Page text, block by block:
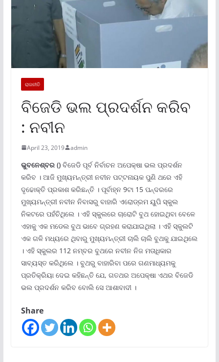
ରାଜନୀତି
ବିଜେଡି ଭଲ ପ୍ରଦର୍ଶନ କରିବ
: ନବୀନ
April 23, 2019 admin
ଭୁବନେଶ୍ବର ()ବିଜେଡି ପୂର୍ବ ନିର୍ବାଚନ ଅପେକ୍ଷା ଭଲ ପ୍ରଦର୍ଶନ
କରିବ । ଆଜି ମୁଖ୍ୟମନ୍ତ୍ରୀ ନବୀନ ପଟ୍ଟନାୟକ ପୁଣି ଥରେ ଏହି
ଦୃଢୋକ୍ତି ପ୍ରକାଶ କରିଛନ୍ତି । ପୂର୍ବାହ୍ନ 9ଟା 15 ପନ୍ଦରରେ
ମୁଖ୍ୟମନ୍ତ୍ରୀ ନବୀନ ନିବାସରୁ ବାହାରି ଏରୋଡ୍ରମ ୟୁପି ସ୍କୁଲ
ନିକଟରେ ପହଁଚିଥିଲେ । ଏହି ସ୍କୁଲରେ ଚାରୋଟି ବୁଥ ହୋଇଥିବା ବେଳେ
ଏହାକୁ ଏକ ମଡେଲ ବୁଥ ଭାବେ ଗ୍ରହଣ କରାଯାଇଥିଲା । ଏହି ସ୍କୁଲଟି
ଏକ ଗଳି ମଧ୍ୟରେ ଥିବାରୁ ମୁଖ୍ୟମନ୍ତ୍ରୀ ଚାଲି ଚାଲି ବୁଥକୁ ଯାଇଥିଲେ
। ଏହି ସ୍କୁଲର 112 ନମ୍ବର ବୁଥରେ ନବୀନ ନିଜ ମତାଧିକାର
ସାବ୍ୟସ୍ତ କରିଥିଲେ । ବୁଥରୁ ବାହାରିବା ପରେ ଗଣମାଧ୍ୟମକୁ
ପ୍ରତିକ୍ରିୟା ଦେଇ କହିଛନ୍ତି ଯେ, ଗତଥର ଅପେକ୍ଷା ଏଥର ବିଜେଡି
ଭଲ ପ୍ରଦର୍ଶନ କରିବ ବୋଲି ସେ ଆଶାବାଦୀ ।
Share